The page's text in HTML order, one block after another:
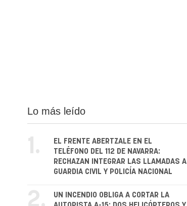
Lo más leído
1.
EL FRENTE ABERTZALE EN EL
TELÉFONO DEL 112 DE NAVARRA:
RECHAZAN INTEGRAR LAS LLAMADAS A
GUARDIA CIVIL Y POLICÍA NACIONAL
2.
UN INCENDIO OBLIGA A CORTAR LA